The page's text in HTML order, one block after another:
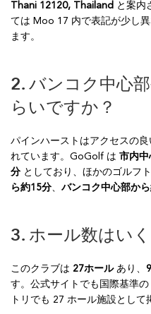
Thani 12120, Thailand と案内
ては Moo 17 内で表記が少し
ます。
2. バンコク中心
らいですか？
パインハーストはアクセスの
れています。GoGolf は 市内中
分 としており、ほかのゴルフ
ら約15分、 バンコク中心部か
3. ホール数はい
このクラブは 27ホールあり、
す。公式サイトでも国際基準
トリでも 27 ホール施設として